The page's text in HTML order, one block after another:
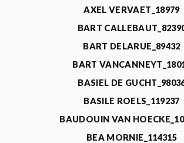
AXEL VERVAET_18979
BART
BART DELARUE_89432
BART
BASIEL DE
BASILE ROELS_119237
BAUDOUIN VAN
BEA MORNIE_114315